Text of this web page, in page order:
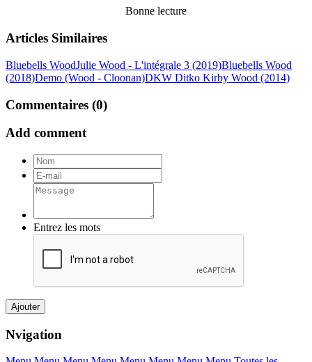
Bonne lecture
Articles Similaires
Bluebells WoodJulie Wood - L'intégrale 3 (2019)Bluebells Wood
(2018)Demo (Wood - Cloonan)DKW Ditko Kirby Wood (2014)
Commentaires (0)
Add comment
Entrez les mots
Ajouter
Nvigation